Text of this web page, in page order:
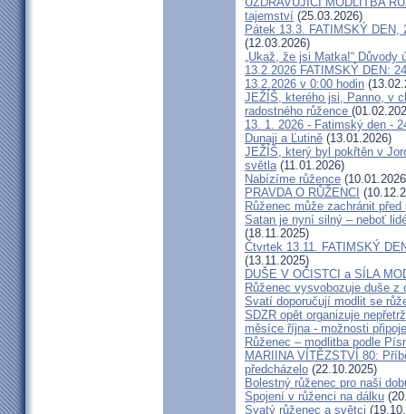
tajemství (25.03.2026)
Pátek 13.3. FATIMSKÝ
(12.03.2026)
„Ukaž, že jsi Matka!“ Důvody
13.2.2026 FATIMSKÝ DEN:
13.2.2026 v 0:00 hodin
JEŽÍŠ, kterého jsi, Panno, v
radostného růžence
13. 1. 2026 - Fatimský den -
Dunaji a Ľutině (13.01.2026)
JEŽÍŠ, který byl pokřtěn v
světla(11.01.2026)
Nabízíme růžence
PRAVDA O RŮŽENCI
Růženec může zachránit
Satan je nyní silný – neboť
(18.11.2025)
Čtvrtek 13.11. FATIMSKÝ
(13.11.2025)
DUŠE V OČISTCI a SÍLA
Růženec vysvobozuje duše z
Svatí doporučují modlit se
SDZR opět organizuje
měsíce října - možnosti
Růženec – modlitba podle
MARIINA VÍTĚZSTVÍ 80:
předcházelo (22.10.2025)
Bolestný růženec pro naši
Spojení v růženci na dálku
Svatý růženec a světci